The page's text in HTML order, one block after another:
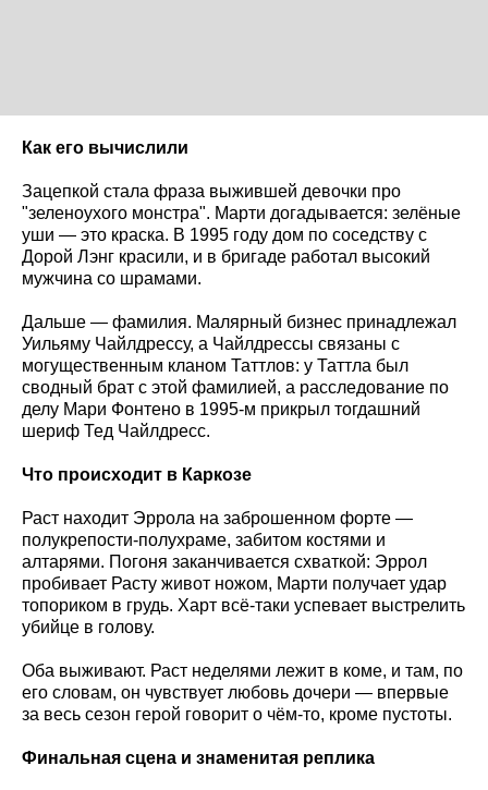
Как его вычислили
Зацепкой стала фраза выжившей девочки про
"зеленоухого монстра". Марти догадывается: зелёные
уши — это краска. В 1995 году дом по соседству с
Дорой Лэнг красили, и в бригаде работал высокий
мужчина со шрамами.
Дальше — фамилия. Малярный бизнес принадлежал
Уильяму Чайлдрессу, а Чайлдрессы связаны с
могущественным кланом Таттлов: у Таттла был
сводный брат с этой фамилией, а расследование по
делу Мари Фонтено в 1995-м прикрыл тогдашний
шериф Тед Чайлдресс.
Что происходит в Каркозе
Раст находит Эррола на заброшенном форте —
полукрепости-полухраме, забитом костями и
алтарями. Погоня заканчивается схваткой: Эррол
пробивает Расту живот ножом, Марти получает удар
топориком в грудь. Харт всё-таки успевает выстрелить
убийце в голову.
Оба выживают. Раст неделями лежит в коме, и там, по
его словам, он чувствует любовь дочери — впервые
за весь сезон герой говорит о чём-то, кроме пустоты.
Финальная сцена и знаменитая реплика